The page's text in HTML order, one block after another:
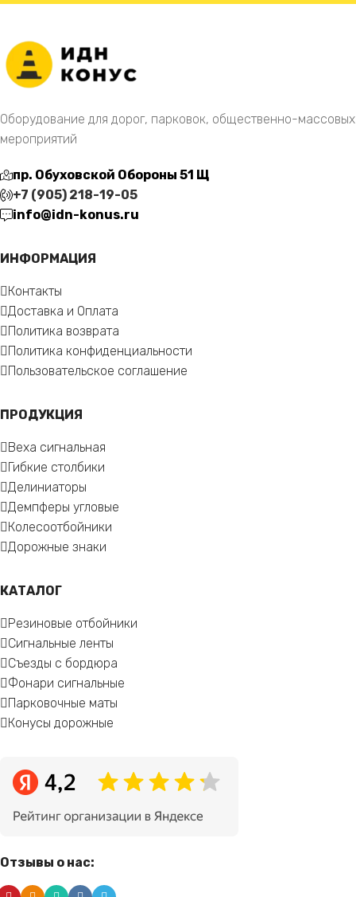
Оборудование для дорог, парковок, общественно-массовых
мероприятий
пр. Обуховской Обороны 51 Щ
+7 (905) 218-19-05
info@idn-konus.ru
ИНФОРМАЦИЯ
Контакты
Доставка и Оплата
Политика возврата
Политика конфиденциальности
Пользовательское соглашение
ПРОДУКЦИЯ
Веха сигнальная
Гибкие столбики
Делиниаторы
Демпферы угловые
Колесоотбойники
Дорожные знаки
КАТАЛОГ
Резиновые отбойники
Сигнальные ленты
Съезды с бордюра
Фонари сигнальные
Парковочные маты
Конусы дорожные
Отзывы о нас: